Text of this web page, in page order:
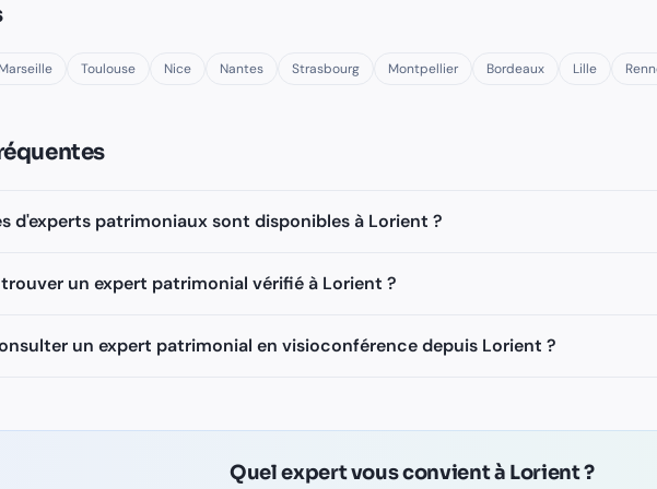
Marseille Toulouse Nice Nantes Strasbourg Montpellier Bordeaux Lille
d'experts patrimoniaux sont disponibles à Lorient ?
un expert patrimonial vérifié à Lorient ?
un expert patrimonial en visioconférence depuis Lorient ?
Quel expert vous convient à Lorient?